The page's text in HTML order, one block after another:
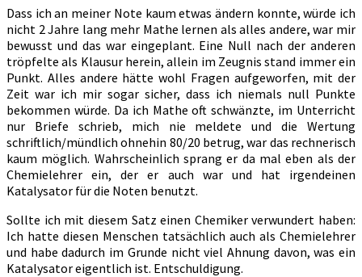
Dass ich an meiner Note kaum etwas ändern konnte, würde ich
nicht 2 Jahre lang mehr Mathe lernen als alles andere, war mir
bewusst und das war eingeplant. Eine Null nach der anderen
tröpfelte als Klausur herein, allein im Zeugnis stand immer ein
Punkt. Alles andere hätte wohl Fragen aufgeworfen, mit der
Zeit war ich mir sogar sicher, dass ich niemals null Punkte
bekommen würde. Da ich Mathe oft schwänzte, im Unterricht
nur Briefe schrieb, mich nie meldete und die Wertung
schriftlich/mündlich ohnehin 80/20 betrug, war das rechnerisch
kaum möglich. Wahrscheinlich sprang er da mal eben als der
Chemielehrer ein, der er auch war und hat irgendeinen
Katalysator für die Noten benutzt.
Sollte ich mit diesem Satz einen Chemiker verwundert haben:
Ich hatte diesen Menschen tatsächlich auch als Chemielehrer
und habe dadurch im Grunde nicht viel Ahnung davon, was ein
Katalysator eigentlich ist. Entschuldigung.